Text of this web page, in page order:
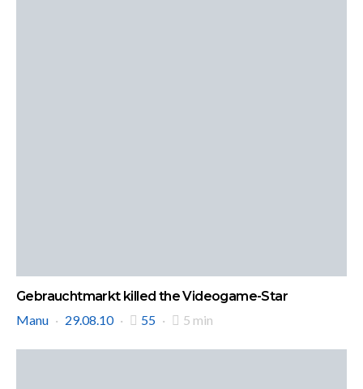
Gebrauchtmarkt killed the Videogame-Star
Manu
29.08.10 55 5 min